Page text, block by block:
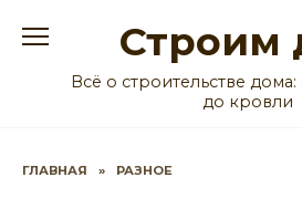
Строим
Всё о строительстве
до кровли
ГЛАВНАЯ » РАЗНОЕ